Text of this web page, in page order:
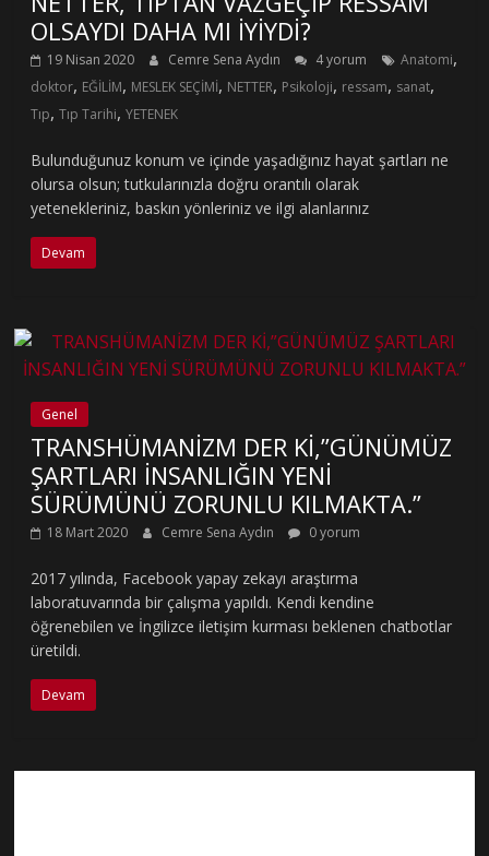
OLSAYDI DAHA MI İYİYDİ?
19 Nisan 2020 Cemre Sena Aydın 4 yorum Anatomi,
doktor, EĞİLİM, MESLEK SEÇİMİ, NETTER, Psikoloji, ressam, sanat,
Tıp,Tıp Tarihi,YETENEK
Bulunduğunuz konum ve içinde yaşadığınız hayat şartları ne
olursa olsun; tutkularınızla doğru orantılı olarak
yetenekleriniz, baskın yönleriniz ve ilgi alanlarınız
Devam
Genel
TRANSHÜMANİZM DER Kİ,”GÜNÜMÜZ
ŞARTLARI İNSANLIĞIN YENİ
SÜRÜMÜNÜ ZORUNLU KILMAKTA.”
18 Mart 2020 Cemre Sena Aydın 0 yorum
2017 yılında, Facebook yapay zekayı araştırma
laboratuvarında bir çalışma yapıldı. Kendi kendine
öğrenebilen ve İngilizce iletişim kurması beklenen chatbotlar
üretildi.
Devam